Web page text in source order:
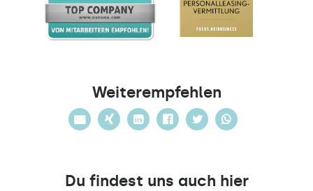
Weiterempfehlen
Du findest uns auch hier